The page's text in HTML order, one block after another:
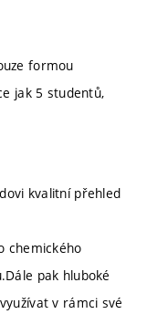
formou
jak 5 studentů,
kvalitní přehled
chemického
pak hluboké
v rámci své